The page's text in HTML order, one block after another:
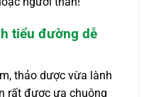
tiểu đường dễ
thảo dược vừa lành
rất được ưa chuộng